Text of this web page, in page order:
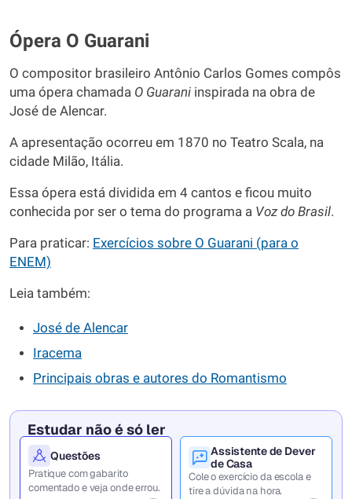
Ópera O Guarani
O compositor brasileiro Antônio Carlos Gomes compôs
uma ópera chamada O Guarani inspirada na obra de
José de Alencar.
A apresentação ocorreu em 1870 no Teatro Scala, na
cidade Milão, Itália.
Essa ópera está dividida em 4 cantos e ficou muito
conhecida por ser o tema do programa a Voz do Brasil.
Para praticar: Exercícios sobre O Guarani (para o
ENEM)
Leia também:
José de Alencar
Iracema
Principais obras e autores do Romantismo
Estudar não é só ler
Questões
Pratique com gabarito
comentado e veja onde errou.
Assistente de Dever
de Casa
Cole o exercício da escola e
tire a dúvida na hora.